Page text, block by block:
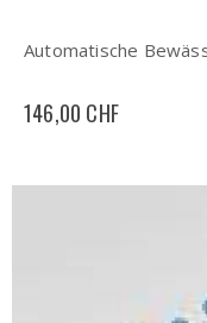
Automatische
146,00 CHF